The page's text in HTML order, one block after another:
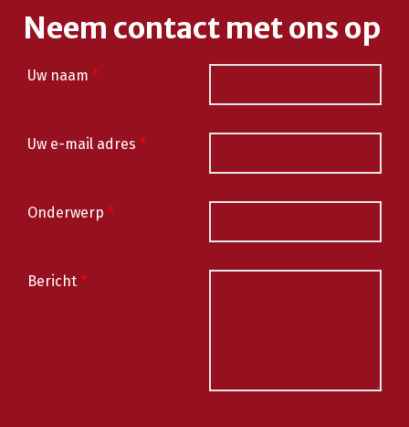
Neem contact met ons op
Uw naam *
Uw e-mail adres *
Onderwerp *
Bericht *